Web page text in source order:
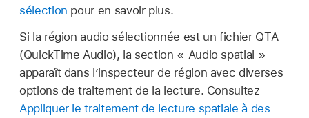
sélection pour en savoir plus.
Si la région audio sélectionnée est un fichier QTA
(QuickTime Audio), la section « Audio spatial »
apparaît dans l’inspecteur de région avec diverses
options de traitement de la lecture. Consultez
Appliquer le traitement de lecture spatiale à des